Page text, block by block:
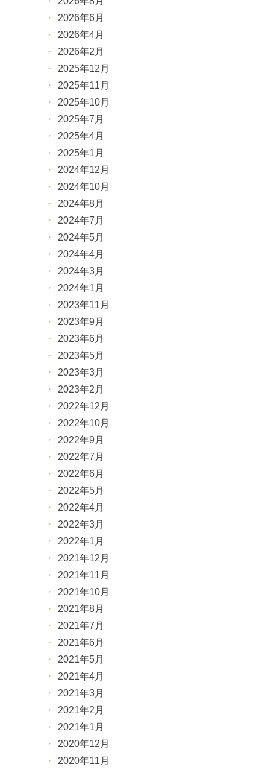
2026年6月
2026年4月
2026年2月
2025年12月
2025年11月
2025年10月
2025年7月
2025年4月
2025年1月
2024年12月
2024年10月
2024年8月
2024年7月
2024年5月
2024年4月
2024年3月
2024年1月
2023年11月
2023年9月
2023年6月
2023年5月
2023年3月
2023年2月
2022年12月
2022年10月
2022年9月
2022年7月
2022年6月
2022年5月
2022年4月
2022年3月
2022年1月
2021年12月
2021年11月
2021年10月
2021年8月
2021年7月
2021年6月
2021年5月
2021年4月
2021年3月
2021年2月
2021年1月
2020年12月
2020年11月